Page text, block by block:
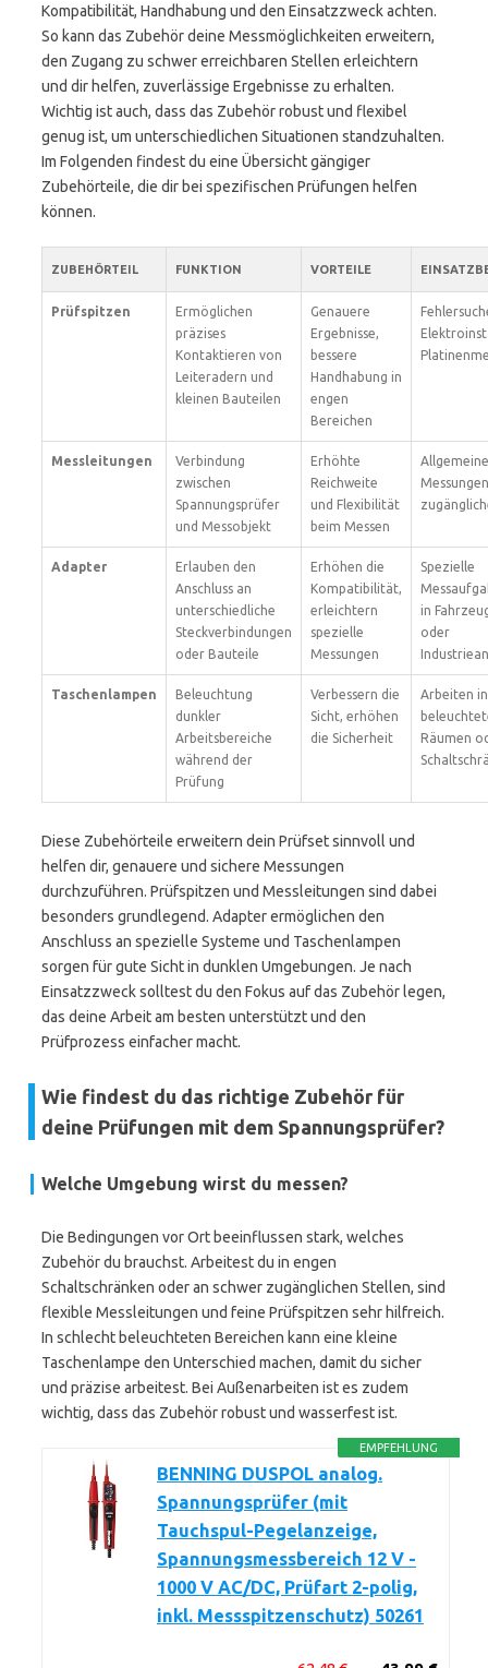
Kompatibilität, Handhabung und den Einsatzzweck achten.
So kann das Zubehör deine Messmöglichkeiten erweitern,
den Zugang zu schwer erreichbaren Stellen erleichtern
und dir helfen, zuverlässige Ergebnisse zu erhalten.
Wichtig ist auch, dass das Zubehör robust und flexibel
genug ist, um unterschiedlichen Situationen standzuhalten.
Im Folgenden findest du eine Übersicht gängiger
Zubehörteile, die dir bei spezifischen Prüfungen helfen
können.
ZUBEHÖRTEIL FUNKTION VORTEILE
Prüfspitzen
Ermöglichen
präzises
Kontaktieren von
Leiteradern und
kleinen Bauteilen
Genauere
Ergebnisse,
bessere
Handhabung in
engen
Bereichen
Messleitungen
Verbindung
zwischen
Spannungsprüfer
und Messobjekt
Erhöhte
Reichweite
und Flexibilität
beim Messen
Allgemeine
Adapter
Erlauben den
Anschluss an
unterschiedliche
Steckverbindungen
oder Bauteile
Erhöhen die
Kompatibilität,
erleichtern
spezielle
Messungen
Spezielle
in
oder
Taschenlampen
Beleuchtung
dunkler
Arbeitsbereiche
während der
Prüfung
Verbessern die
Sicht, erhöhen
die Sicherheit
Arbeiten
Räumen
Diese Zubehörteile erweitern dein Prüfset sinnvoll und
helfen dir, genauere und sichere Messungen
durchzuführen. Prüfspitzen und Messleitungen sind dabei
besonders grundlegend. Adapter ermöglichen den
Anschluss an spezielle Systeme und Taschenlampen
sorgen für gute Sicht in dunklen Umgebungen. Je nach
Einsatzzweck solltest du den Fokus auf das Zubehör legen,
das deine Arbeit am besten unterstützt und den
Prüfprozess einfacher macht.
Wie findest du das richtige Zubehör für
deine Prüfungen mit dem Spannungsprüfer?
Welche Umgebung wirst du messen?
Die Bedingungen vor Ort beeinflussen stark, welches
Zubehör du brauchst. Arbeitest du in engen
Schaltschränken oder an schwer zugänglichen Stellen, sind
flexible Messleitungen und feine Prüfspitzen sehr hilfreich.
In schlecht beleuchteten Bereichen kann eine kleine
Taschenlampe den Unterschied machen, damit du sicher
und präzise arbeitest. Bei Außenarbeiten ist es zudem
wichtig, dass das Zubehör robust und wasserfest ist.
EMPFEHLUNG
BENNING DUSPOL analog.
Spannungsprüfer (mit
Tauchspul-Pegelanzeige,
Spannungsmessbereich 12 V -
1000 V AC/DC, Prüfart 2-polig,
inkl. Messspitzenschutz) 50261